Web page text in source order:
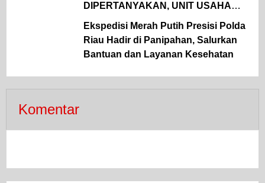
DIPERTANYAKAN, UNIT USAHA
LELE MERUGI DAN BERUJUNG
TAK JELAS
Ekspedisi Merah Putih Presisi Polda
Riau Hadir di Panipahan, Salurkan
Bantuan dan Layanan Kesehatan
Komentar